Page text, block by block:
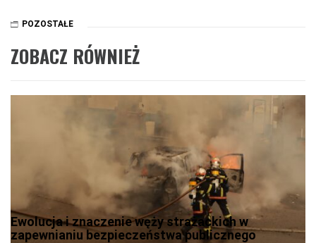
POZOSTAŁE
ZOBACZ RÓWNIEŻ
Ewolucja i znaczenie węży strażackich w
zapewnianiu bezpieczeństwa publicznego